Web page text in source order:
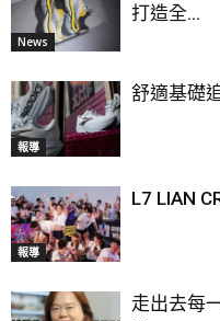
News
打造全...
報導
舒適基礎
報導
L7 LIAN
走出去每